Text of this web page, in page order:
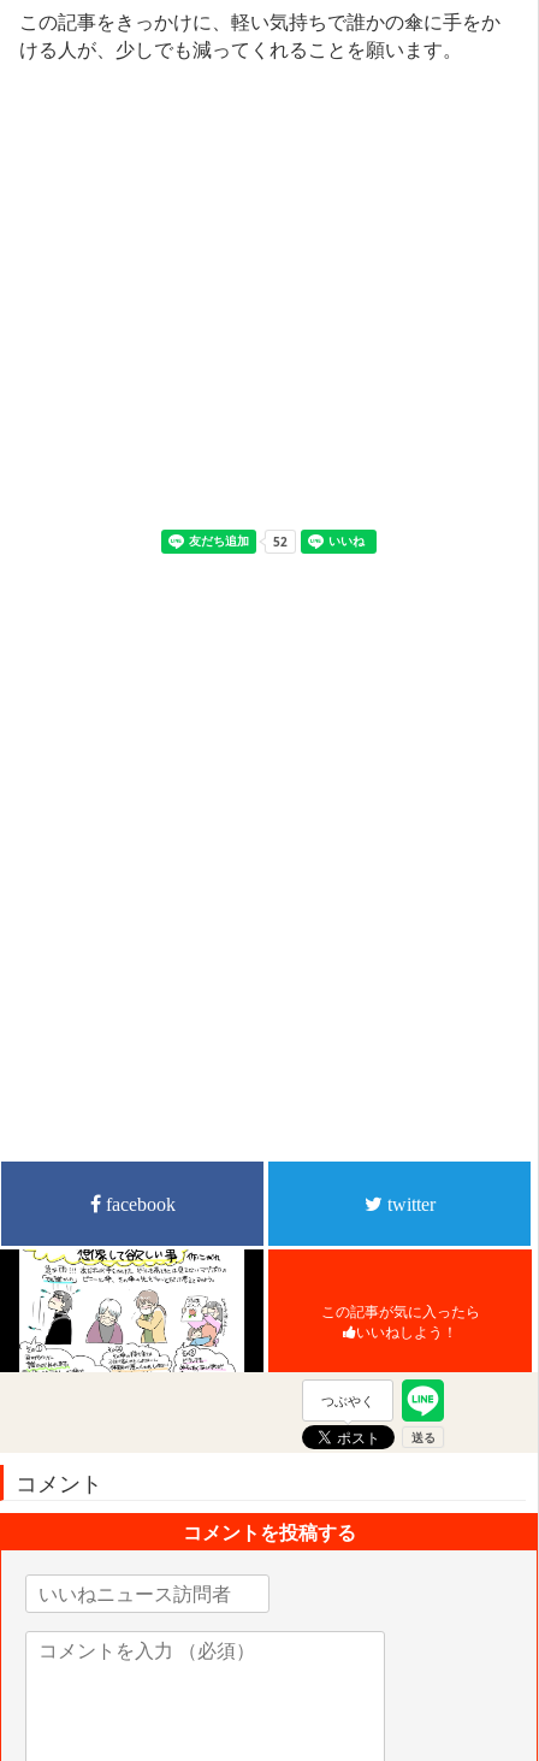
この記事をきっかけに、軽い気持ちで誰かの傘に手をか
ける人が、少しでも減ってくれることを願います。
facebook twitter
この記事が気に入ったら
いいねしよう！
つぶやく
コメント
コメントを投稿する